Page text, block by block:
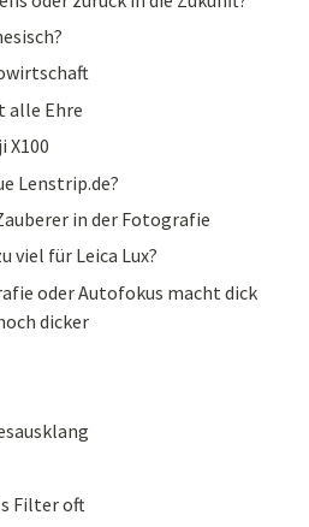
alle Ehre
X100
Lenstrip.de?
in der Fotografie
viel für Leica Lux?
oder Autofokus macht dick
dicker
Filter oft